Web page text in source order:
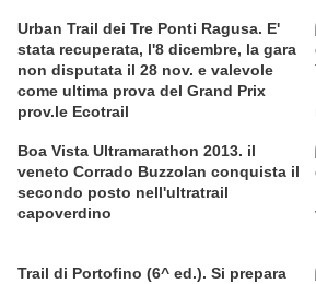
Urban Trail dei Tre Ponti Ragusa. E'
stata recuperata, l'8 dicembre, la gara
non disputata il 28 nov. e valevole
come ultima prova del Grand Prix
prov.le Ecotrail
Boa Vista Ultramarathon 2013. il
veneto Corrado Buzzolan conquista il
secondo posto nell'ultratrail
capoverdino
Trail di Portofino (6^ ed.). Si prepara